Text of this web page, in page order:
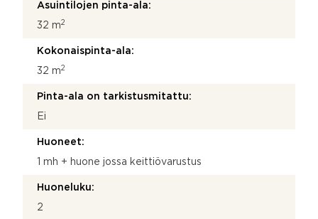
Asuintilojen pinta-ala:
32 m2
Kokonaispinta-ala:
32 m2
Pinta-ala on tarkistusmitattu:
Ei
Huoneet:
1 mh + huone jossa keittiövarustus
Huoneluku:
2